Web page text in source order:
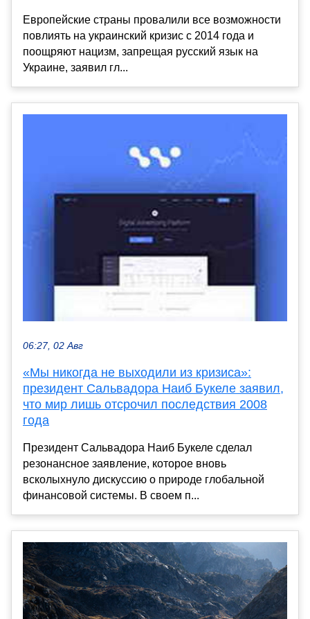
Европейские страны провалили все возможности
повлиять на украинский кризис с 2014 года и
поощряют нацизм, запрещая русский язык на
Украине, заявил гл...
06:27, 02 Авг
«Мы никогда не выходили из кризиса»:
президент Сальвадора Наиб Букеле заявил,
что мир лишь отсрочил последствия 2008
года
Президент Сальвадора Наиб Букеле сделал
резонансное заявление, которое вновь
всколыхнуло дискуссию о природе глобальной
финансовой системы. В своем п...